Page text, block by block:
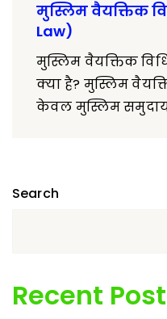
मुस्लिम वैयक्तिक
Law)
मुस्लिम वैयक्तिक
क्या है? मुस्लिम
केवल मुस्लिम समुदाय
Search
Recent